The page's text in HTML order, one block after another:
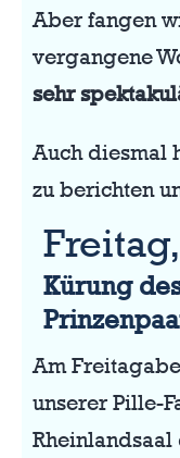
Aber fangen
vergangene
sehr
Auch diesmal
zu berichten
Kürung
Am
unserer Pille-
Rheinlandsaal